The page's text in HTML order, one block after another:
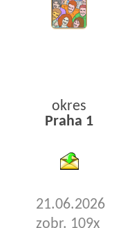
okres
Praha 1
21.06.2026
zobr. 109x